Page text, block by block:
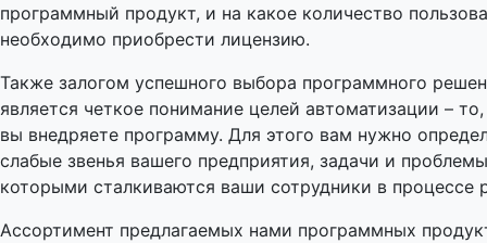
программный продукт, и на какое количество
необходимо приобрести лицензию.
Также залогом успешного выбора программного
является четкое понимание целей автоматизации –
вы внедряете программу. Для этого вам нужно
слабые звенья вашего предприятия, задачи и
которыми сталкиваются ваши сотрудники в процессе
Ассортимент предлагаемых нами программных